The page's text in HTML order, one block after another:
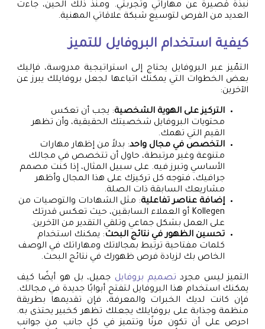
نبذة قصيرة عن مهاراتي وتجربتي. ومنذ ذلك الحين، جاءت
العديد من الفرص لتوسيع شبكة علاقاتي المهنية.
كيفية استخدام البروفايل للتميز
التمّيز عبر البروفايل يحتاج إلى استراتيجية مدروسة، فإليك
بعض الخطوات التي يمكنك اتباعها لجعل بروفايلك يبرز عن
الآخرين:
التركيز على الهوية الشخصية: يجب أن تعكس
محتويات البروفايل شخصيتك الحقيقية، وأن تظهر
القيم التي تهمك.
التخصص في مجال واحد: بدلاً من إظهار مهارات
متنوعة وغير مرتبطة، حاول أن تتخصص في مجالك
الأساسي وتبرز فيه. على سبيل المثال، إذا كنت مصمم
جرافيك، فتوجه كل تركيزك على هذا المجال وأظهر
مشاريعك السابقة ذات الصلة.
إضافة عناصر تفاعلية: مثل الشهادات والتوصيات من
Kollegen أو العملاء السابقين، حيث تعكس قدرتك
على العمل بشكل جماعي وتلقي التقدير من الآخرين.
تحسين الظهور في نتائج البحث: يمكنك استخدام
كلمات مفتاحية ترتبط بمجالاتك ومهاراتك في الوصف
الخاص بك لزيادة فرص ظهورك في نتائج البحث.
التميز ليس مجرد تصميم بروفايل جميل، بل هو أيضًا كيف
يمكنك استخدام هذا البروفايل لتفتح أبوابًا جديدة في مجالك.
فإن كانت لديك الخبرات والمعرفة، فإن تقديمها بطريقة
منظمة وجذابة على بروفايلك يجعلك تظهر كخبير يحتذى به.
احرص على أن تكون مرنًا وتتميز في كل جانب من جوانب